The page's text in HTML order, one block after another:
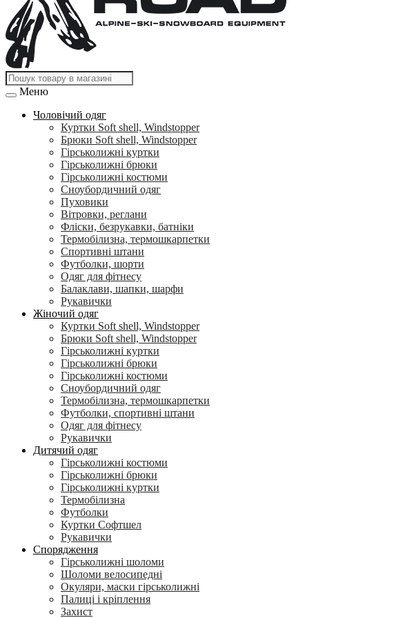
Меню
Чоловічий одяг
Куртки Soft shell, Windstopper
Брюки Soft shell, Windstopper
Гірськолижні куртки
Гірськолижні брюки
Гірськолижні костюми
Сноубордичний одяг
Пуховики
Вітровки, реглани
Фліски, безрукавки, батніки
Термобілизна, термошкарпетки
Спортивні штани
Футболки, шорти
Одяг для фітнесу
Балаклави, шапки, шарфи
Рукавички
Жіночий одяг
Куртки Soft shell, Windstopper
Брюки Soft shell, Windstopper
Гірськолижні куртки
Гірськолижні брюки
Гірськолижні костюми
Сноубордичний одяг
Термобілизна, термошкарпетки
Футболки, спортивні штани
Одяг для фітнесу
Рукавички
Дитячий одяг
Гірськолижні костюми
Гірськолижні брюки
Гірськолижні куртки
Термобілизна
Футболки
Куртки Софтшел
Рукавички
Спорядження
Гірськолижні шоломи
Шоломи велосипедні
Окуляри, маски гірськолижні
Палиці і кріплення
Захист